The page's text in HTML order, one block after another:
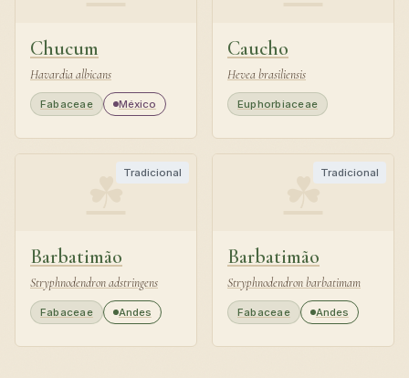
Chucum
Havardia albicans
Fabaceae México
Caucho
Hevea brasiliensis
Euphorbiaceae
Tradicional
☘
Barbatimão
Stryphnodendron adstringens
Fabaceae Andes
Tradicional
☘
Barbatimão
Stryphnodendron barbatimam
Fabaceae Andes